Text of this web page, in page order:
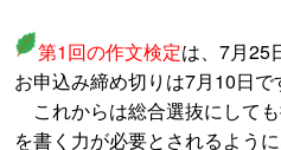
第1回の作文検定は、7月25
お申込み締め切りは7月10日で
これからは総合選抜にして
を書く力が必要とされるように